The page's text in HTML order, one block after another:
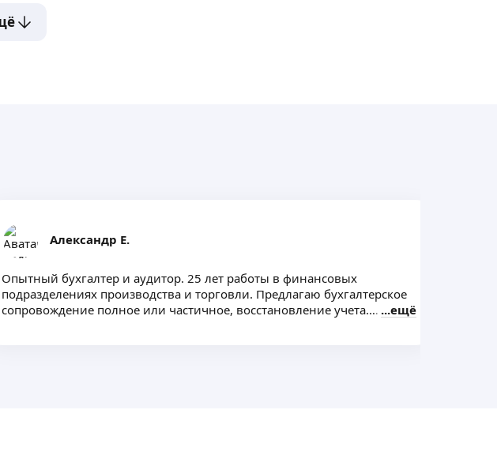
Александр Е.
Опытный бухгалтер и аудитор. 25 лет работы в финансовых
подразделениях производства и торговли. Предлагаю бухгалтерское
сопровождение полное или частичное, восстановление учета.
ещё